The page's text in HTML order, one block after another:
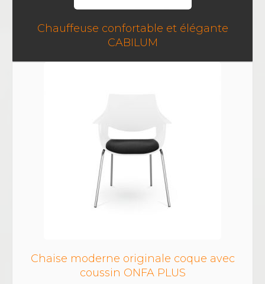
Chauffeuse confortable et élégante
CABILUM
Chaise moderne originale coque avec
coussin ONFA PLUS